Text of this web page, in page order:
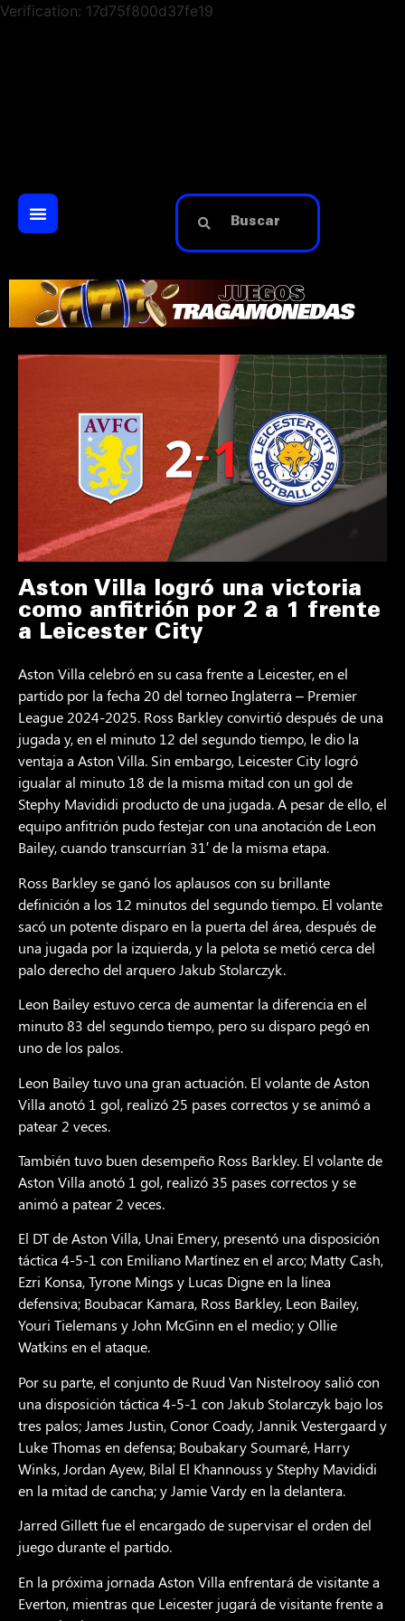
Verification: 17d75f800d37fe19
Aston Villa logró una victoria
como anfitrión por 2 a 1 frente
a Leicester City
Aston Villa celebró en su casa frente a Leicester, en el
partido por la fecha 20 del torneo Inglaterra – Premier
League 2024-2025. Ross Barkley convirtió después de una
jugada y, en el minuto 12 del segundo tiempo, le dio la
ventaja a Aston Villa. Sin embargo, Leicester City logró
igualar al minuto 18 de la misma mitad con un gol de
Stephy Mavididi producto de una jugada. A pesar de ello, el
equipo anfitrión pudo festejar con una anotación de Leon
Bailey, cuando transcurrían 31′ de la misma etapa.
Ross Barkley se ganó los aplausos con su brillante
definición a los 12 minutos del segundo tiempo. El volante
sacó un potente disparo en la puerta del área, después de
una jugada por la izquierda, y la pelota se metió cerca del
palo derecho del arquero Jakub Stolarczyk.
Leon Bailey estuvo cerca de aumentar la diferencia en el
minuto 83 del segundo tiempo, pero su disparo pegó en
uno de los palos.
Leon Bailey tuvo una gran actuación. El volante de Aston
Villa anotó 1 gol, realizó 25 pases correctos y se animó a
patear 2 veces.
También tuvo buen desempeño Ross Barkley. El volante de
Aston Villa anotó 1 gol, realizó 35 pases correctos y se
animó a patear 2 veces.
El DT de Aston Villa, Unai Emery, presentó una disposición
táctica 4-5-1 con Emiliano Martínez en el arco; Matty Cash,
Ezri Konsa, Tyrone Mings y Lucas Digne en la línea
defensiva; Boubacar Kamara, Ross Barkley, Leon Bailey,
Youri Tielemans y John McGinn en el medio; y Ollie
Watkins en el ataque.
Por su parte, el conjunto de Ruud Van Nistelrooy salió con
una disposición táctica 4-5-1 con Jakub Stolarczyk bajo los
tres palos; James Justin, Conor Coady, Jannik Vestergaard y
Luke Thomas en defensa; Boubakary Soumaré, Harry
Winks, Jordan Ayew, Bilal El Khannouss y Stephy Mavididi
en la mitad de cancha; y Jamie Vardy en la delantera.
Jarred Gillett fue el encargado de supervisar el orden del
juego durante el partido.
En la próxima jornada Aston Villa enfrentará de visitante a
Everton, mientras que Leicester jugará de visitante frente a